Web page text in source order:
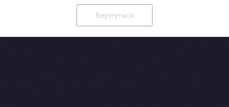
Вернуться